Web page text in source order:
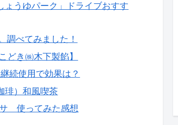
うゆパーク」ドライブおすす
調べてみました！
どき㈱木下製餡】
続使用で効果は？
琲）和風喫茶
使ってみた感想